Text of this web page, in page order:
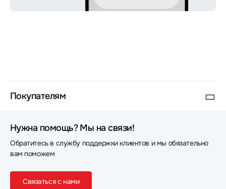
Покупателям
Нужна помощь? Мы на связи!
Обратитесь в службу поддержки клиентов и мы обязательно
вам поможем
Связаться с нами